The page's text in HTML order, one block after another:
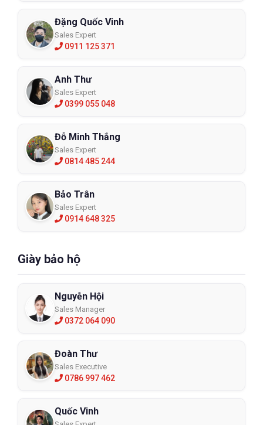
Đặng Quốc Vinh
Sales Expert
0911 125 371
Anh Thư
Sales Expert
0399 055 048
Đỗ Minh Thắng
Sales Expert
0814 485 244
Bảo Trân
Sales Expert
0914 648 325
Giày bảo hộ
Nguyễn Hội
Sales Manager
0372 064 090
Đoàn Thư
Sales Executive
0786 997 462
Quốc Vinh